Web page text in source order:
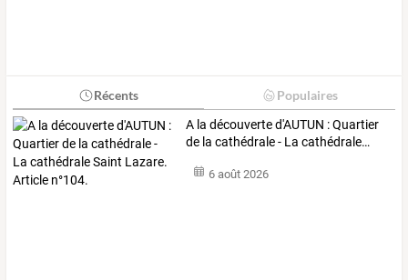
Récents Populaires
A la découverted'AUTUN :Quartier
de la cathédrale- La cathédrale…
6 août 2026